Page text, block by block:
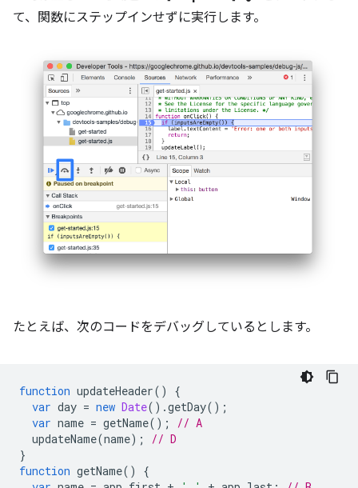
て、関数にステップインせずに実行します。
たとえば、次のコードをデバッグしているとします。
function updateHeader()
{
var day = new Date().getDay();
var name = getName();
// A
updateName(name);
// D
}
function getName()
{